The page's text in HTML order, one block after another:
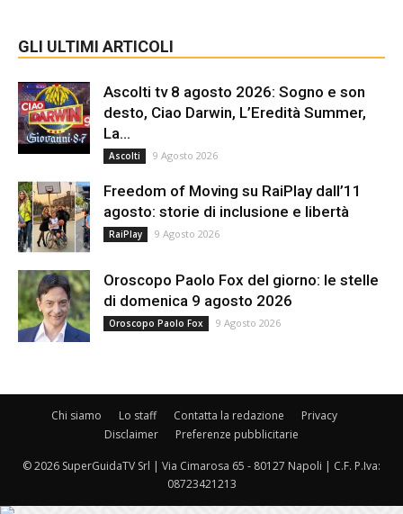
GLI ULTIMI ARTICOLI
Ascolti tv 8 agosto 2026: Sogno e son
desto, Ciao Darwin, L’Eredità Summer,
La...
Ascolti 9 Agosto 2026
Freedom of Moving su RaiPlay dall’11
agosto: storie di inclusione e libertà
RaiPlay 9 Agosto 2026
Oroscopo Paolo Fox del giorno: le stelle
di domenica 9 agosto 2026
Oroscopo Paolo Fox 9 Agosto 2026
Chi siamo Lo staff Contatta la redazione
Privacy
Disclaimer
Preferenze pubblicitarie
© 2026 SuperGuidaTV Srl | Via Cimarosa 65 - 80127 Napoli | C.F. P.Iva:
08723421213